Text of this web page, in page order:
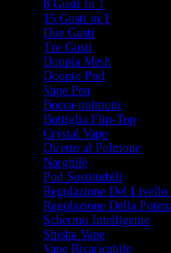
8 Gusti In 1
15 Gusti in 1
Due Gusti
Tre Gusti
Doppia Mesh
Doppio Pod
Vape Pen
Bocca-polmoni
Bottiglia Flip-Top
Crystal Vape
Diretto al Polmone
Narghilè
Pod Sostituibili
Regolazione Del Livello
Regolazione Della
Schermo Intelligente
Shisha Vape
Vape Ricaricabile